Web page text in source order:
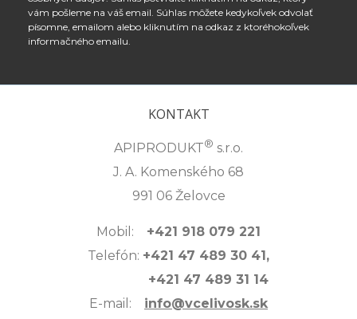
vám pošleme na váš email. Súhlas môžete kedykoľvek odvolať
písomne, emailom alebo kliknutím na odkaz z ktoréhokoľvek
informačného emailu.
KONTAKT
APIPRODUKT® s.r.o.
J. A. Komenského 68
991 06 Želovce
Mobil: +421 918 079 221
Telefón: +421 47 489 30 41,
+421 47 489 31 14
E-mail: info@vcelivosk.sk